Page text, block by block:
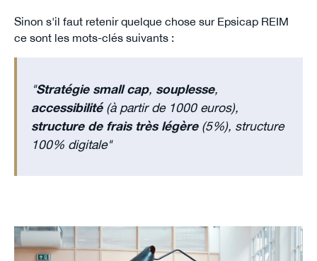
Sinon s'il faut retenir quelque chose sur Epsicap REIM
ce sont les mots-clés suivants :
"Stratégie small cap, souplesse,
accessibilité(à partir de 1000 euros),
structure de frais très légère(5%), structure
100% digitale"